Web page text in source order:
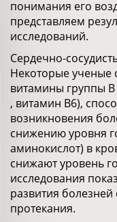
понимания его
представляем
исследований.
Сердечно-
Некоторые ученые
витамины группы В
, витамин B6),
возникновения
снижению уровня
аминокислот) в
снижают уровень
исследования
развития болезней
протекания.